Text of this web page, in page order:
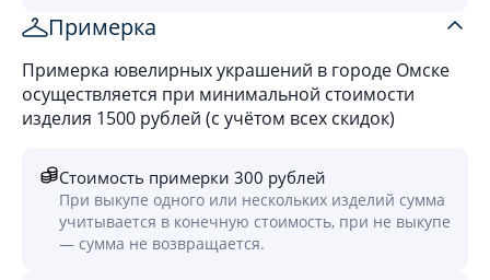
Примерка
Примерка ювелирных украшений в городе Омске
осуществляется при минимальной стоимости
изделия 1500 рублей (с учётом всех скидок)
Стоимость примерки 300 рублей
При выкупе одного или нескольких изделий сумма
учитывается в конечную стоимость, при не выкупе
— сумма не возвращается.